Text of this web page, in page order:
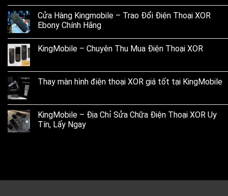
Cửa Hàng Kingmobile – Trao Đổi Điện Thoại XOR
Ebony Chính Hãng
KingMobile – Chuyên Thu Mua Điện Thoại XOR
Thay màn hình điện thoại XOR giá tốt tại KingMobile
KingMobile – Địa Chỉ Sửa Chữa Điện Thoại XOR Uy
Tín, Lấy Ngay